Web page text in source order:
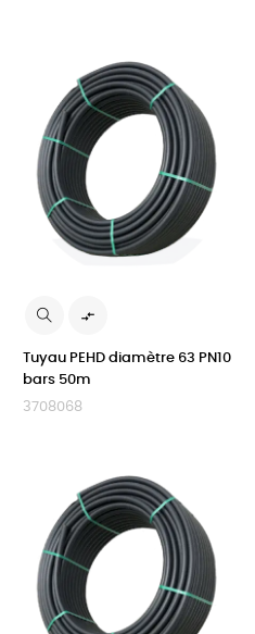

Tuyau PEHD diamètre 63 PN10
bars 50m
3708068